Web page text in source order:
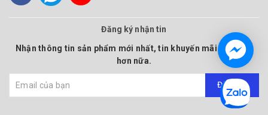
Đăng ký nhận tin
Nhận thông tin sản phẩm mới nhất, tin khuyến mãi và nhiều
hơn nữa.
Đăng ký